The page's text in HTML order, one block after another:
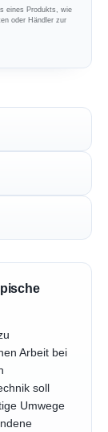
eines Produkts, wie
oder Händler zur
Arbeit bei
soll
Umwege